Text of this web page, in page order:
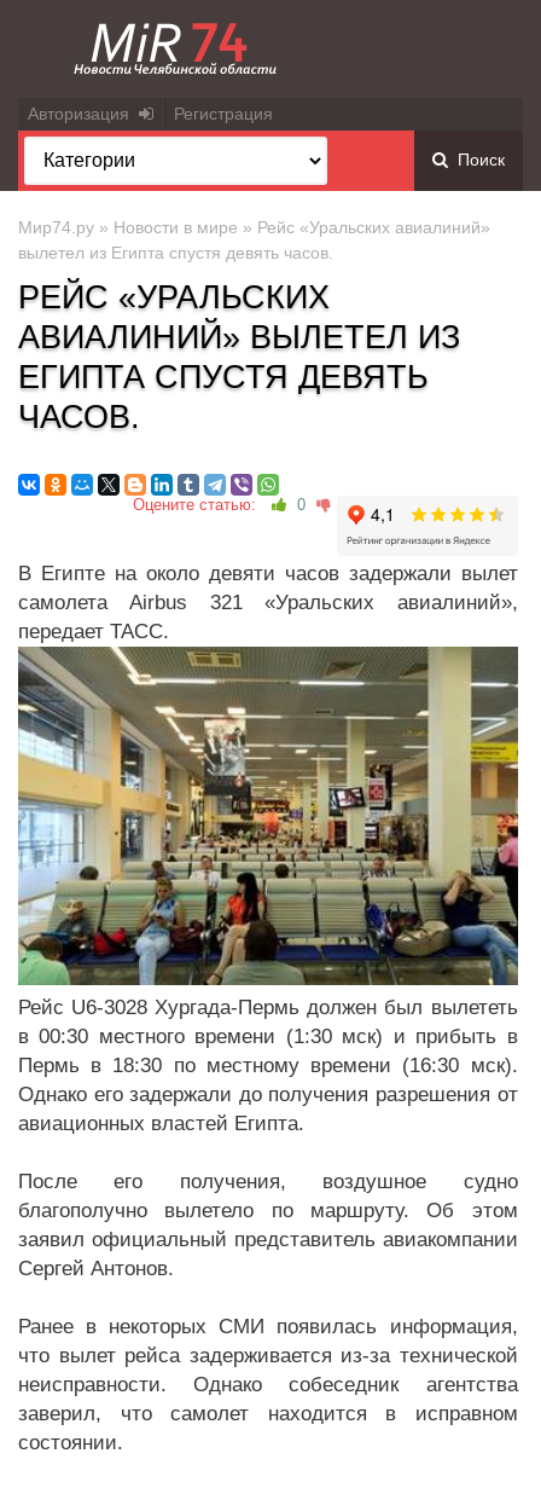
Авторизация Регистрация
Поиск
Мир74.ру » Новости в мире » Рейс «Уральских авиалиний»
вылетел из Египта спустя девять часов.
РЕЙС «УРАЛЬСКИХ
АВИАЛИНИЙ» ВЫЛЕТЕЛ ИЗ
ЕГИПТА СПУСТЯ ДЕВЯТЬ
ЧАСОВ.
Оцените статью: 0
В Египте на около девяти часов задержали вылет
самолета Airbus 321 «Уральских авиалиний»,
передает ТАСС.
Рейс U6-3028 Хургада-Пермь должен был вылететь
в 00:30 местного времени (1:30 мск) и прибыть в
Пермь в 18:30 по местному времени (16:30 мск).
Однако его задержали до получения разрешения от
авиационных властей Египта.
После его получения, воздушное судно
благополучно вылетело по маршруту. Об этом
заявил официальный представитель авиакомпании
Сергей Антонов.
Ранее в некоторых СМИ появилась информация,
что вылет рейса задерживается из-за технической
неисправности. Однако собеседник агентства
заверил, что самолет находится в исправном
состоянии.